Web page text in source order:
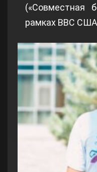
(«Совместная
рамках ВВС